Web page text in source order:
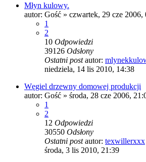
Młyn kulowy.
autor: Gość » czwartek, 29 cze 2006,
1
2
10 Odpowiedzi
39126 Odsłony
Ostatni postautor:
niedziela, 14 lis 2010, 14:38
Węgiel drzewny domowej produkcji
autor: Gość » środa, 28 cze 2006,
1
2
12 Odpowiedzi
30550 Odsłony
Ostatni postautor: texwillerxxx
środa, 3 lis 2010, 21:39